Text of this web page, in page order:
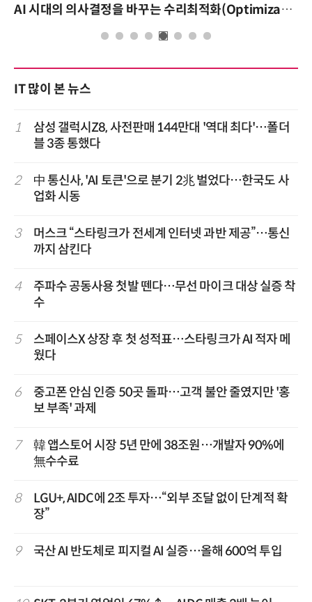
AI 시대의 의사결정을 바꾸는 수리최적화(Optimization): 실제 산업 적용 사례와 활용 전략 AI 핀옵스 실전 세미나: 폭증하
IT 많이 본 뉴스
1
삼성 갤럭시Z8, 사전판매 144만대 '역대 최다'…폴더
블 3종 통했다
2
中 통신사, 'AI 토큰'으로 분기 2兆 벌었다…한국도 사
업화 시동
3
머스크 “스타링크가 전세계 인터넷 과반 제공”…통신
까지 삼킨다
4
주파수 공동사용 첫발 뗀다…무선 마이크 대상 실증 착
수
5
스페이스X 상장 후 첫 성적표…스타링크가 AI 적자 메
웠다
6
중고폰 안심 인증 50곳 돌파…고객 불안 줄였지만 '홍
보 부족' 과제
7
韓 앱스토어 시장 5년 만에 38조원…개발자 90%에
無수수료
8
LGU+, AIDC에 2조 투자…“외부 조달 없이 단계적 확
장”
9 국산 AI 반도체로 피지컬 AI 실증…올해 600억 투입